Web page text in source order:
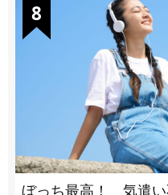
ぼっち最高！ 気遣い